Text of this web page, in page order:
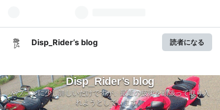
Disp_Rider’s blog 読者になる
Disp_Rider’s blog
パソコンに少し詳しいだけですが、最近の技術を頑張って取り入
れようとしています。